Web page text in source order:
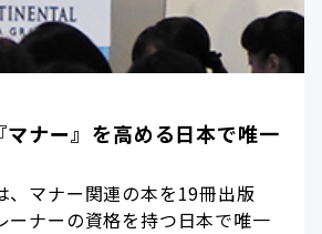
マナー』を高める日本で唯一
、マナー関連の本を19冊出版
ーナーの資格を持つ日本で唯一